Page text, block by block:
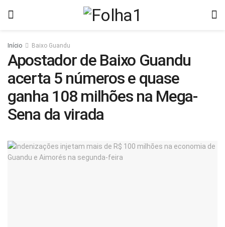
Início Baixo Guandu
Apostador de Baixo Guandu
acerta 5 números e quase
ganha 108 milhões na Mega-
Sena da virada